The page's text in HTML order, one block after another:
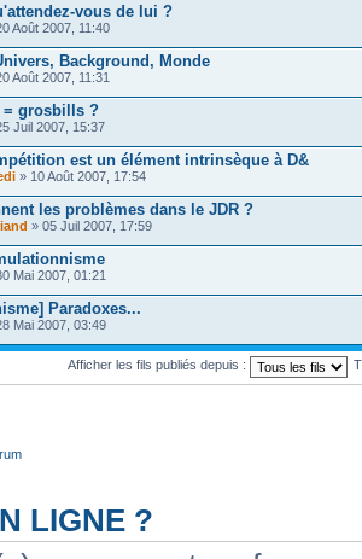
vous de lui ?
Août 2007, 11:40
Background, Monde
Août 2007, 11:31
= grosbills ?
Juil 2007, 15:37
est un élément intrinsèque à D&
» 10 Août 2007, 17:54
les problèmes dans le JDR ?
» 05 Juil 2007, 17:59
Mai 2007, 01:21
Paradoxes...
Mai 2007, 03:49
Afficher les fils publiés depuis :
LIGNE ?